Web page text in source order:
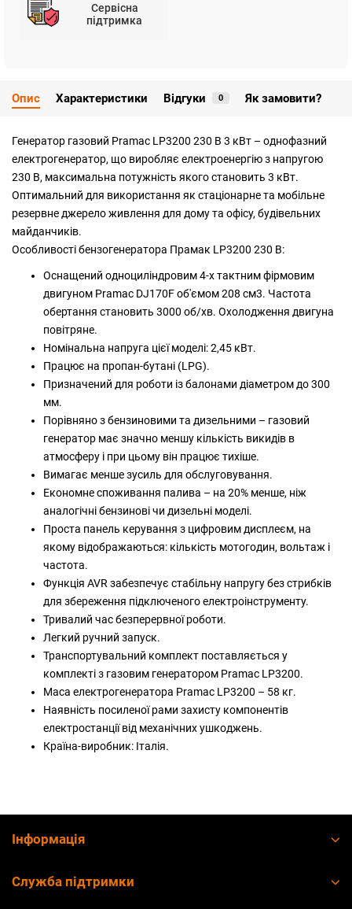
Сервісна
підтримка
Опис Характеристики Відгуки 0 Як замовити?
Генератор газовий Pramac LP3200 230 В 3 кВт – однофазний
електрогенератор, що виробляє електроенергію з напругою
230 В, максимальна потужність якого становить 3 кВт.
Оптимальний для використання як стаціонарне та мобільне
резервне джерело живлення для дому та офісу, будівельних
майданчиків.
Особливості бензогенератора Прамак LP3200 230 В:
Оснащений одноциліндровим 4-х тактним фірмовим
двигуном Pramac DJ170F об'ємом 208 см3. Частота
обертання становить 3000 об/хв. Охолодження двигуна
повітряне.
Номінальна напруга цієї моделі: 2,45 кВт.
Працює на пропан-бутані (LPG).
Призначений для роботи із балонами діаметром до 300
мм.
Порівняно з бензиновими та дизельними – газовий
генератор має значно меншу кількість викидів в
атмосферу і при цьому він працює тихіше.
Вимагає менше зусиль для обслуговування.
Економне споживання палива – на 20% менше, ніж
аналогічні бензинові чи дизельні моделі.
Проста панель керування з цифровим дисплеєм, на
якому відображаються: кількість мотогодин, вольтаж і
частота.
Функція AVR забезпечує стабільну напругу без стрибків
для збереження підключеного електроінструменту.
Тривалий час безперервної роботи.
Легкий ручний запуск.
Транспортувальний комплект поставляється у
комплекті з газовим генератором Pramac LP3200.
Маса електрогенератора Pramac LP3200 – 58 кг.
Наявність посиленої рами захисту компонентів
електростанції від механічних ушкоджень.
Країна-виробник: Італія.
Інформація
Служба підтримки